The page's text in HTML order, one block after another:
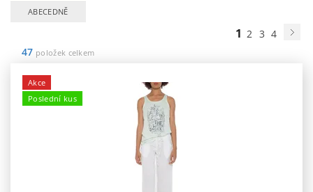
ABECEDNĚ
1 2 3 4
47 položek celkem
Akce
Poslední kus